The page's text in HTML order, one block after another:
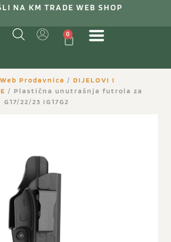
NA KM TRADE WEB SHOP
0
Web Prodavnica / DIJELOVI I
/ Plastična unutrašnja futrola za
G17/22/23 IG17G2